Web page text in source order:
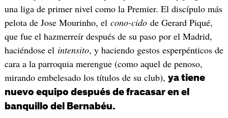
una liga de primer nivel como la Premier. El discípulo más
pelota de Jose Mourinho, el cono-cidode Gerard Piqué,
que fue el hazmerreír después de su paso por el Madrid,
haciéndose el intensito, y haciendo gestos esperpénticos de
cara a la parroquia merengue (como aquel de penoso,
mirando embelesado los títulos de su club), ya tiene
nuevo equipo después de fracasar en el
banquillo del Bernabéu.